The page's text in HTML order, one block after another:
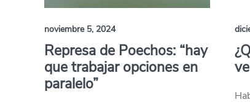
noviembre 5, 2024
Represa de Poechos: “hay
que trabajar opciones en
paralelo”